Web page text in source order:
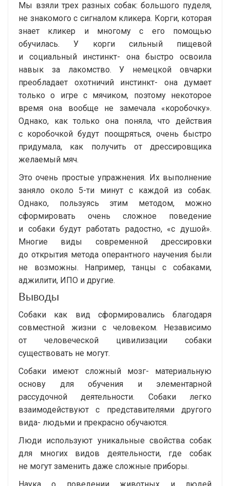
Мы взяли трех разных собак: большого пуделя,
не знакомого с сигналом кликера. Корги, которая
знает кликер и многому с его помощью
обучилась. У корги сильный пищевой
и социальный инстинкт- она быстро освоила
навык за лакомство. У немецкой овчарки
преобладает охотничий инстинкт- она думает
только о игре с мячиком, поэтому некоторое
время она вообще не замечала «коробочку».
Однако, как только она поняла, что действия
с коробочкой будут поощряться, очень быстро
придумала, как получить от дрессировщика
желаемый мяч.
Это очень простые упражнения. Их выполнение
заняло около 5-ти минут с каждой из собак.
Однако, пользуясь этим методом, можно
сформировать очень сложное поведение
и собаки будут работать радостно, «с душой».
Многие виды современной дрессировки
до открытия метода оперантного научения были
не возможны. Например, танцы с собаками,
аджилити, ИПО и другие.
Выводы
Собаки как вид сформировались благодаря
совместной жизни с человеком. Независимо
от человеческой цивилизации собаки
существовать не могут.
Собаки имеют сложный мозг- материальную
основу для обучения и элементарной
рассудочной деятельности. Собаки легко
взаимодействуют с представителями другого
вида- людьми и прекрасно обучаются.
Люди используют уникальные свойства собак
для многих видов деятельности, где собак
не могут заменить даже сложные приборы.